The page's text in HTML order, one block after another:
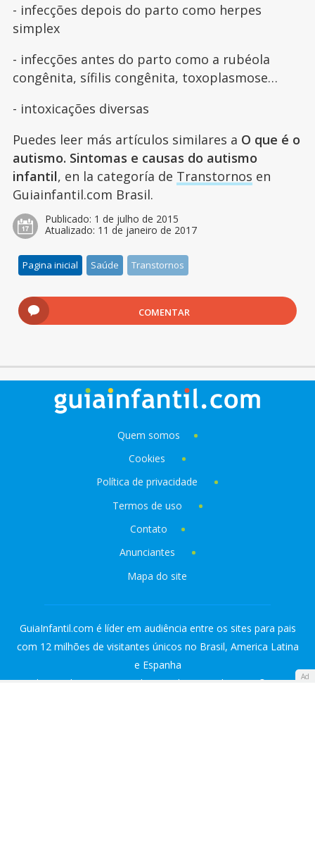
- infecções depois do parto como herpes
simplex
- infecções antes do parto como a rubéola
congênita, sífilis congênita, toxoplasmose…
- intoxicações diversas
Puedes leer más artículos similares a O que é o
autismo. Sintomas e causas do autismo
infantil, en la categoría de Transtornos en
Guiainfantil.com Brasil.
Publicado: 1 de julho de 2015
Atualizado: 11 de janeiro de 2017
Pagina inicial Saúde Transtornos
COMENTAR
Ad
Quem somos
Cookies
Política de privacidade
Termos de uso
Contato
Anunciantes
Mapa do site
GuiaInfantil.com é líder em audiência entre os sites para pais
com 12 milhões de visitantes únicos no Brasil, America Latina
e Espanha
Todos os direitos reservados a Polegar Medios S.L. © 2000-